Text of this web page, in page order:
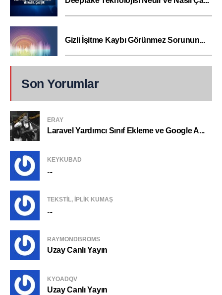
Gizli İşitme Kaybı Görünmez Sorunun...
Son Yorumlar
ERAY
Laravel Yardımcı Sınıf Ekleme ve Google A...
KEYKUBAD
...
TEKSTIL, IPLIK KUMAŞ
...
RAYMONDBROMS
Uzay Canlı Yayın
KYOADQV
Uzay Canlı Yayın